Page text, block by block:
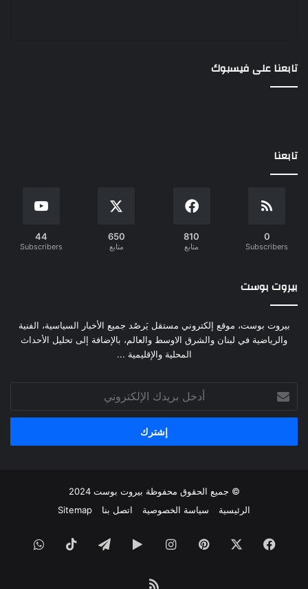
تابعنا على فيسبوك
تابعنا
0
Subscribers
810
متابع
650
متابع
44
Subscribers
بيروت بوست
بيروت بوست، موقع إلكتروني مستقل يَرصُد جميع الأخبار السياسية، الفنية
والرياضية في لبنان والشرق الاوسط والعالم، بالإضافة إلى تحليل الأحداث
المحلية والإقليمية ...
بريدك
الإلكتروني
© جميع الحقوق محفوظة بيروت بوست 2024
الرئيسية
سياسة الخصوصية اتصل بنا Sitemap
فيسبوك بينتيريستانستقرام‏Googleتيلقرام ‫TikTok
ملخص